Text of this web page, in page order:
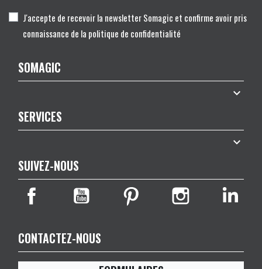
J'accepte de recevoir la newsletter Somagic et confirme avoir pris
connaissance de la politique de confidentialité
SOMAGIC

SERVICES

SUIVEZ-NOUS
CONTACTEZ-NOUS